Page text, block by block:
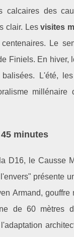
calcaires des
clair. Lesvisites
Le
Finiels. En
L'été,
minutes
D16, le Causse
présente
Armand,
de 60 mètres